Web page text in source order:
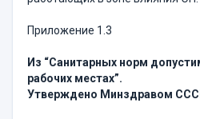
Приложение 1.3
Из “Санитарных норм
рабочих местах”.
Утверждено Минздравом